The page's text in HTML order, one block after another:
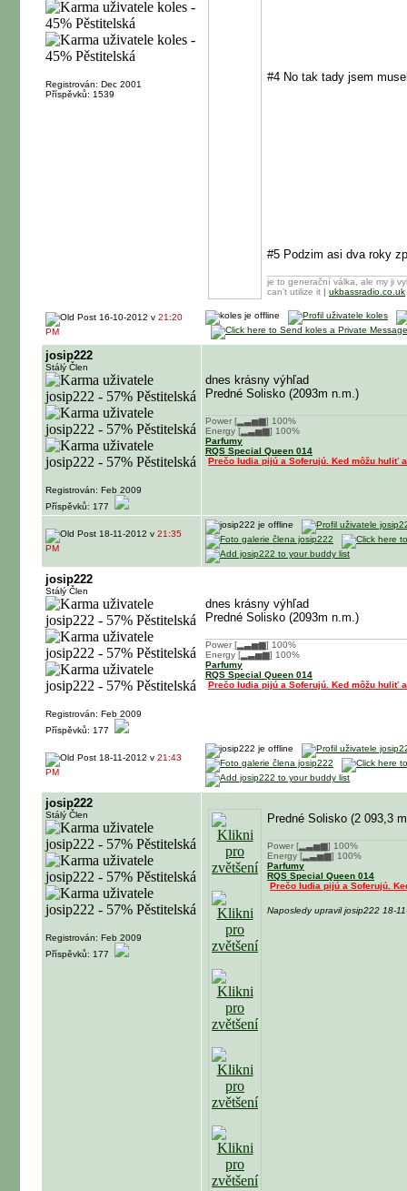
Registrován: Dec 2001
Příspěvků: 1539
#4 No tak tady jsem
#5 Podzim asi dva roky
je to generační válka, ale my ji
can't utilize it | ukbassradio.co.uk
16-10-2012 v 21:20
PM
josip222
Stálý Člen
Registrován: Feb 2009
Příspěvků: 177
dnes krásny výhľad
Predné Solisko (2093m n.m.)
Power [▂▃▅▆] 100%
Energy [▂▃▅▆] 100%
Parfumy
RQS Special Queen 014
Prečo ludia pijú a Soferujú. Ked môžu huliť
18-11-2012 v 21:35
PM
josip222
Stálý Člen
Registrován: Feb 2009
Příspěvků: 177
dnes krásny výhľad
Predné Solisko (2093m n.m.)
Power [▂▃▅▆] 100%
Energy [▂▃▅▆] 100%
Parfumy
RQS Special Queen 014
Prečo ludia pijú a Soferujú. Ked môžu huliť
18-11-2012 v 21:43
PM
josip222
Stálý Člen
Registrován: Feb 2009
Příspěvků: 177
Predné Solisko (2 093,3
Power [▂▃▅▆] 100%
Energy [▂▃▅▆] 100%
Parfumy
RQS Special Queen 014
Prečo ludia pijú a Soferujú.
Naposledy upravil josip222 18-